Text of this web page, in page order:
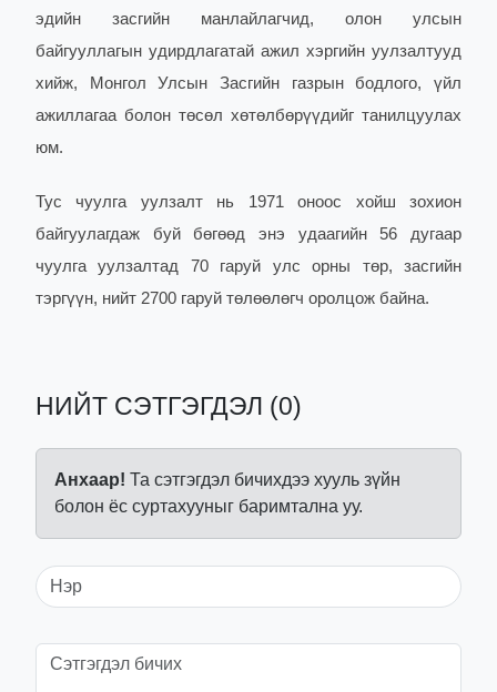
эдийн засгийн манлайлагчид, олон улсын
байгууллагын удирдлагатай ажил хэргийн уулзалтууд
хийж, Монгол Улсын Засгийн газрын бодлого, үйл
ажиллагаа болон төсөл хөтөлбөрүүдийг танилцуулах
юм.
Тус чуулга уулзалт нь 1971 оноос хойш зохион
байгуулагдаж буй бөгөөд энэ удаагийн 56 дугаар
чуулга уулзалтад 70 гаруй улс орны төр, засгийн
тэргүүн, нийт 2700 гаруй төлөөлөгч оролцож байна.
НИЙТ СЭТГЭГДЭЛ (0)
Анхаар! Та сэтгэгдэл бичихдээ хууль зүйн
болон ёс суртахууныг баримтална уу.